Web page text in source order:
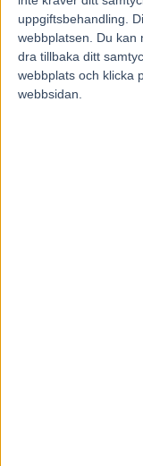
uppgiftsbehandling.
webbplatsen. Du kan
dra tillbaka ditt
webbplats och klicka
webbsidan.
7